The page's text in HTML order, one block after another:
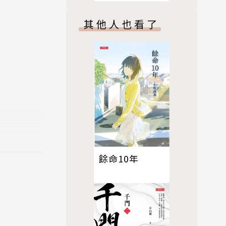
其他人也看了
餘命10年